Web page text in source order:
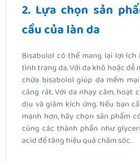
2. Lựa chọn sản
cầu của làn da
Bisabolol có thể mang lại lợi
tình trạng da. Với da khô hoặc dễ
chứa bisabolol giúp da mềm
căng rát. Với da nhạy cảm, hoạt
dịu và giảm kích ứng. Nếu bạn
mạnh hơn, hãy chọn sản phẩm
cùng các thành phần như
acid để tăng hiệu quả chăm sóc.